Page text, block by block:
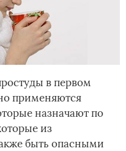
в первом
применяются
назначают по
из
быть опасными